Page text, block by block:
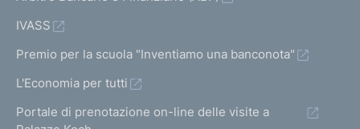
IVASS
Premio per la scuola "Inventiamo una banconota"
L'Economia per tutti
Portale di prenotazione on-line delle visite a